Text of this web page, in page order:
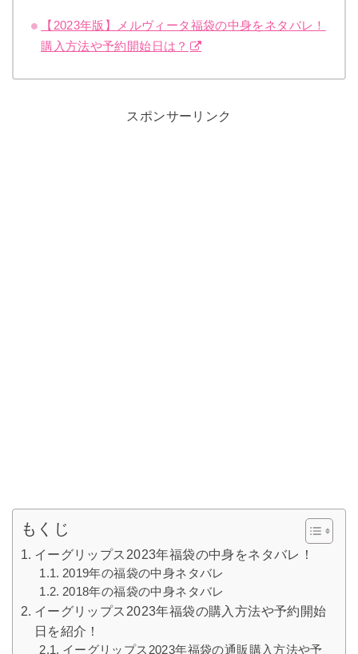
【2023年版】メルヴィータ福袋の中身をネタバレ！
購入方法や予約開始日は？
スポンサーリンク
もくじ
イーグリップス2023年福袋の中身をネタバレ！
2019年の福袋の中身ネタバレ
2018年の福袋の中身ネタバレ
イーグリップス2023年福袋の購入方法や予約開始
日を紹介！
イーグリップス2023年福袋の通販購入方法や予